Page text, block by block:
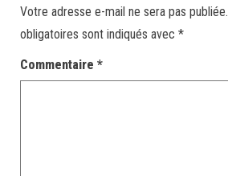
Votre adresse e-mail ne sera pas publiée.
obligatoires sont indiqués avec *
Commentaire *